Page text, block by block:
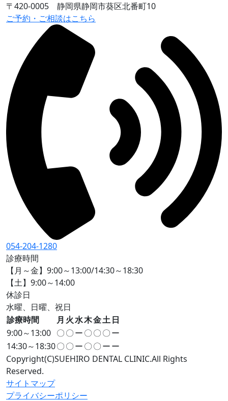
〒420-0005 静岡県静岡市葵区北番町10
ご予約・ご相談はこちら
054-204-1280
診療時間
【月～金】9:00～13:00/14:30～18:30
【土】9:00～14:00
休診日
水曜、日曜、祝日
診療時間
月 火水木金土日
9:00～13:00 〇〇ー〇〇〇ー
14:30～18:30〇〇ー〇〇ーー
Copyright(C)SUEHIRO DENTAL CLINIC.All Rights
Reserved.
サイトマップ
プライバシーポリシー